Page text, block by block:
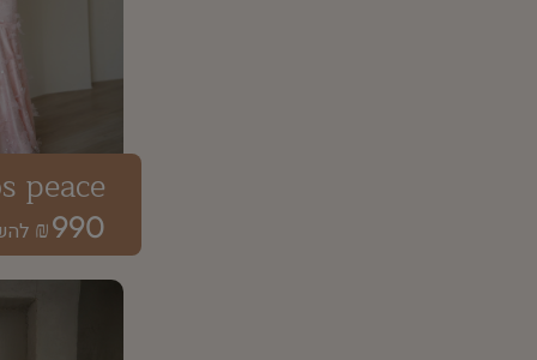
990
₪
peace